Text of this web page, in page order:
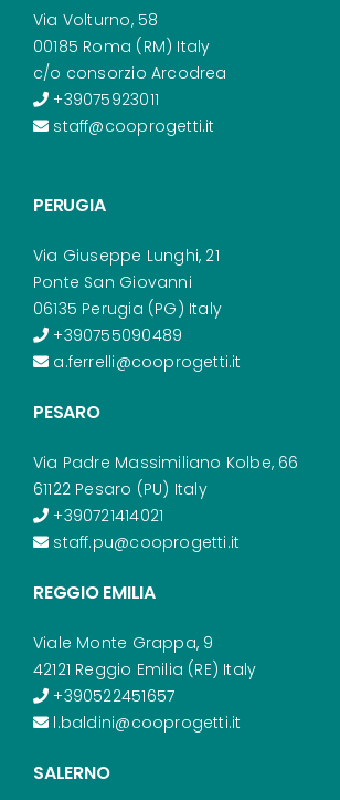
Via Volturno, 58
00185 Roma (RM) Italy
c/o consorzio Arcodrea
+39075923011
staff@cooprogetti.it
PERUGIA
Via Giuseppe Lunghi, 21
Ponte San Giovanni
06135 Perugia (PG) Italy
+390755090489
a.ferrelli@cooprogetti.it
PESARO
Via Padre Massimiliano Kolbe, 66
61122 Pesaro (PU) Italy
+390721414021
staff.pu@cooprogetti.it
REGGIO EMILIA
Viale Monte Grappa, 9
42121 Reggio Emilia (RE) Italy
+390522451657
l.baldini@cooprogetti.it
SALERNO